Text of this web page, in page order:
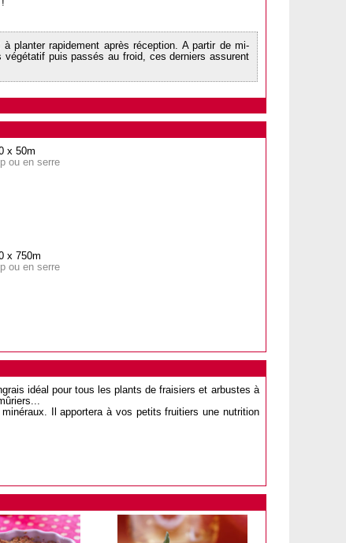
planter rapidement après réception. A partir de mi-
puis passés au froid, ces derniers assurent
x 50m
ou en serre
x 750m
ou en serre
idéal pour tous les plants de fraisiers et arbustes à
Il apportera à vos petits fruitiers une nutrition